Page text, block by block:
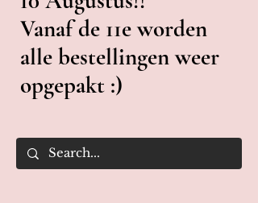
Vanaf de 11e worden
alle bestellingen weer
opgepakt :)